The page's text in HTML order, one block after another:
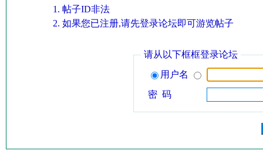
帖子ID非法
如果您已注册,请先登录论坛即可游览帖子
请从以下框框登录论坛
用户名
密 码